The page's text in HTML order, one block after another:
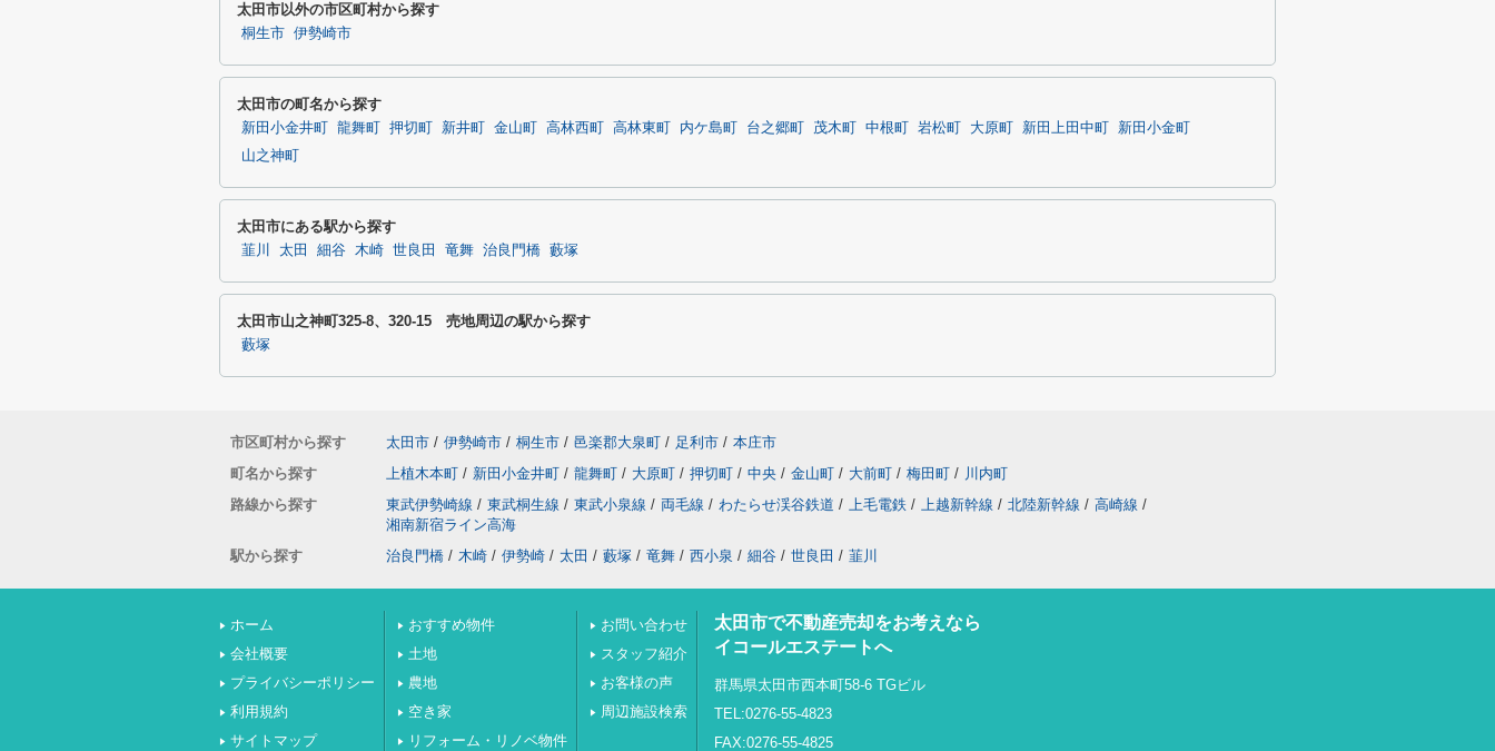
太田市以外の市区町村から探す
桐生市 伊勢崎市
太田市の町名から探す
新田小金井町 龍舞町 押切町 新井町 金山町 高林西町 高林東町 内ケ島町 台之郷町 茂木町 中根町 岩松町 大原町 新田上田中町
新田小金町
山之神町
太田市にある駅から探す
韮川 太田 細谷 木崎 世良田 竜舞 治良門橋 藪塚
太田市山之神町325-8、320-15 売地周辺の駅から探す
藪塚
市区町村から探す 太田市 / 伊勢崎市 / 桐生市 / 邑楽郡大泉町 / 足利市 / 本庄市
町名から探す
上植木本町 / 新田小金井町 / 龍舞町 / 大原町 / 押切町 / 中央 / 金山町 / 大前町 / 梅田町 / 川内町
路線から探す
東武伊勢崎線 / 東武桐生線 / 東武小泉線 / 両毛線 / わたらせ渓谷鉄道 / 上毛電鉄 / 上越新幹線 / 北陸新幹線 / 高崎線 /
湘南新宿ライン高海
駅から探す
治良門橋 / 木崎 / 伊勢崎 / 太田 / 藪塚 / 竜舞 / 西小泉 / 細谷 / 世良田 / 韮川
ホーム
会社概要
プライバシーポリシー
利用規約
サイトマップ
おすすめ物件
土地
農地
空き家
リフォーム・リノベ物件
お問い合わせ
スタッフ紹介
お客様の声
周辺施設検索
太田市で不動産売却をお考えなら
イコールエステートへ
群馬県太田市西本町58-6 TGビル
TEL:0276-55-4823
FAX:0276-55-4825